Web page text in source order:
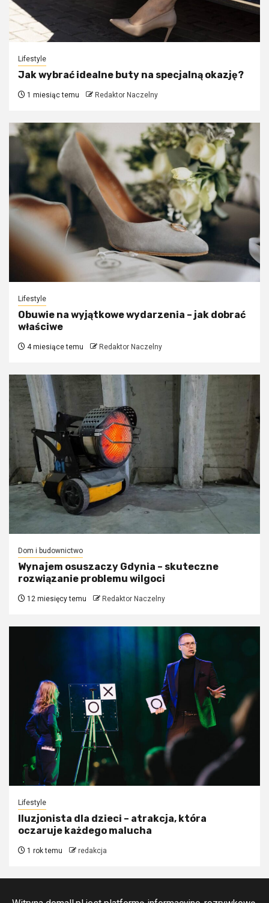
Lifestyle
Jak wybrać idealne buty na specjalną okazję?
1 miesiąc temu Redaktor Naczelny
Lifestyle
Obuwie na wyjątkowe wydarzenia – jak dobrać
właściwe
4 miesiące temu Redaktor Naczelny
Dom i budownictwo
Wynajem osuszaczy Gdynia – skuteczne
rozwiązanie problemu wilgoci
12 miesięcy temu Redaktor Naczelny
Lifestyle
Iluzjonista dla dzieci – atrakcja, która
oczaruje każdego malucha
1 rok temu redakcja